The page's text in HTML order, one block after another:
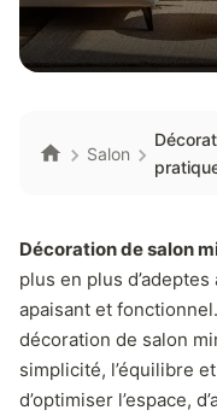
Salon
Décoration de salon
plus en plus
apaisant et
décoration de salon
simplicité, l’équilibre
d’optimiser l’espace,